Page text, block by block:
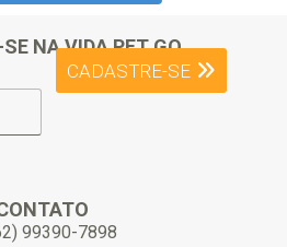
NA VIDA PET GO
CADASTRE-SE
99390-7898